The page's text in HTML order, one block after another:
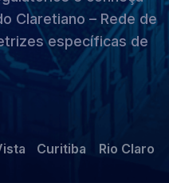
Claretiano – Rede de
específicas de
Curitiba Rio Claro